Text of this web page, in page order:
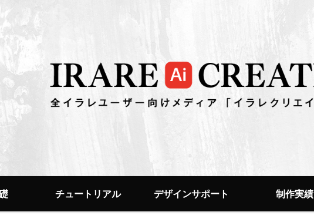
チュートリアル デザインサポート 制作実績